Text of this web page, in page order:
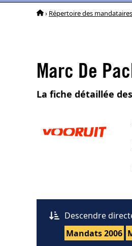
› Répertoire des mandataires
Marc De
La fiche détaillée
Descendre
Mandats 2006